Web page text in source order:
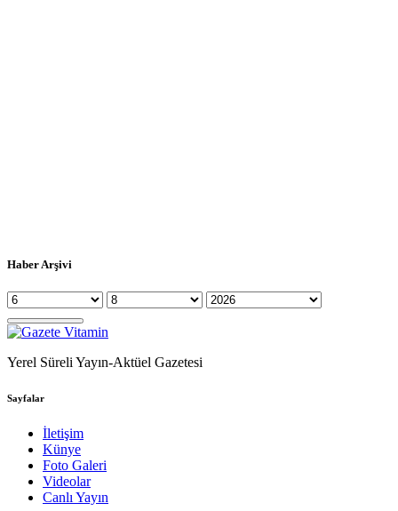
Haber Arşivi
Yerel Süreli Yayın-Aktüel Gazetesi
Sayfalar
İletişim
Künye
Foto Galeri
Videolar
Canlı Yayın